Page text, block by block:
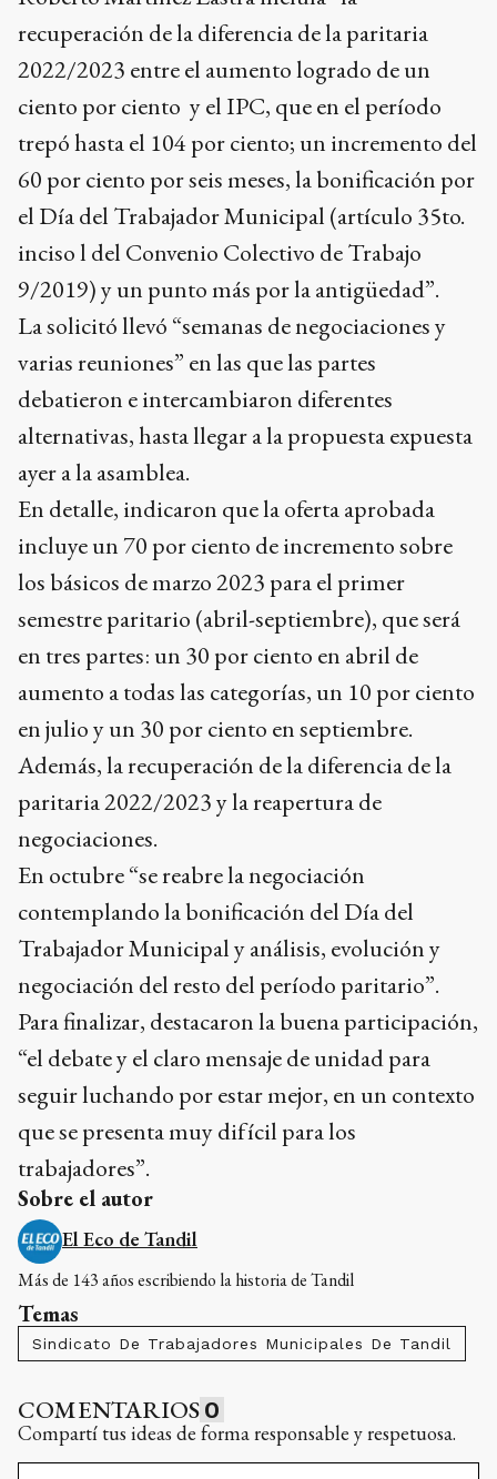
recuperación de la diferencia de la paritaria
2022/2023 entre el aumento logrado de un
ciento por ciento y el IPC, que en el período
trepó hasta el 104 por ciento; un incremento del
60 por ciento por seis meses, la bonificación por
el Día del Trabajador Municipal (artículo 35to.
inciso l del Convenio Colectivo de Trabajo
9/2019) y un punto más por la antigüedad”.
La solicitó llevó “semanas de negociaciones y
varias reuniones” en las que las partes
debatieron e intercambiaron diferentes
alternativas, hasta llegar a la propuesta expuesta
ayer a la asamblea.
En detalle, indicaron que la oferta aprobada
incluye un 70 por ciento de incremento sobre
los básicos de marzo 2023 para el primer
semestre paritario (abril-septiembre), que será
en tres partes: un 30 por ciento en abril de
aumento a todas las categorías, un 10 por ciento
en julio y un 30 por ciento en septiembre.
Además, la recuperación de la diferencia de la
paritaria 2022/2023 y la reapertura de
negociaciones.
En octubre “se reabre la negociación
contemplando la bonificación del Día del
Trabajador Municipal y análisis, evolución y
negociación del resto del período paritario”.
Para finalizar, destacaron la buena participación,
“el debate y el claro mensaje de unidad para
seguir luchando por estar mejor, en un contexto
que se presenta muy difícil para los
trabajadores”.
Sobre el autor
El Eco de Tandil
Más de 143 años escribiendo la historia de Tandil
Temas
Sindicato De Trabajadores Municipales De Tandil
COMENTARIOS 0
Compartí tus ideas de forma responsable y respetuosa.